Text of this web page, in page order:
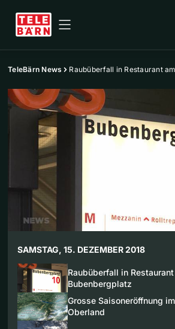
TeleBärn News Raubüberfall in Restaurant
SAMSTAG, 15. DEZEMBER 2018
Raubüberfall in
Bubenbergplatz
Grosse Saisoneröffnung
Oberland